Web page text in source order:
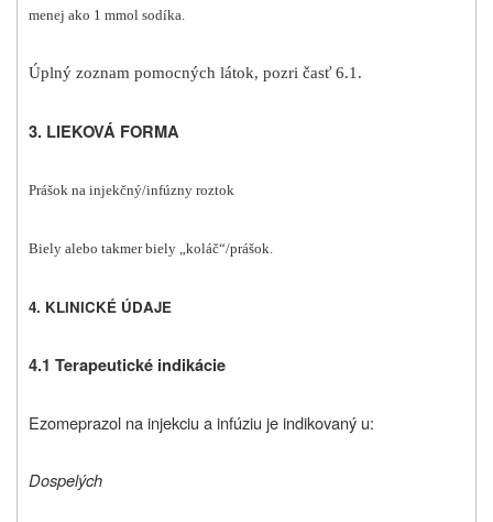
menej ako 1 mmol sodíka.
Úplný zoznam pomocných látok, pozri časť 6.1.
3. LIEKOVÁ FORMA
Prášok na injekčný/infúzny roztok
Biely alebo takmer biely „koláč“/prášok.
4. KLINICKÉ ÚDAJE
4.1 Terapeutické indikácie
Ezomeprazol na injekciu a infúziu je indikovaný u:
Dospelých